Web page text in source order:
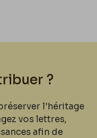
?
l'héritage
vos lettres,
afin de